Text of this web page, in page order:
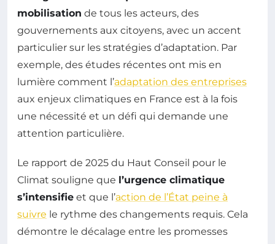
mobilisation de tous les acteurs, des
gouvernements aux citoyens, avec un accent
particulier sur les stratégies d’adaptation. Par
exemple, des études récentes ont mis en
lumière comment l’adaptation des entreprises
aux enjeux climatiques en France est à la fois
une nécessité et un défi qui demande une
attention particulière.
Le rapport de 2025 du Haut Conseil pour le
Climat souligne que l’urgence climatique
s’intensifie et que l’action de l’État peine à
suivre le rythme des changements requis. Cela
démontre le décalage entre les promesses